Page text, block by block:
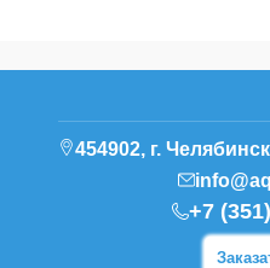
454902, г.
+7